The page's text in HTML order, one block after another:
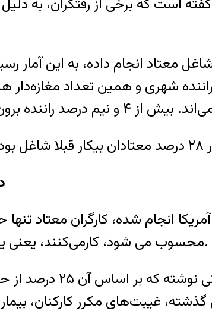
است که برخی از رفتگران‌، به
انجام شده، کارگران معتاد
محسوب می شود، کارمی‌کنند، یعنی یک‌سوم بهره‌وری عادی در حقیقت از دست می‌رود.
خبرآنلاین همچنین
گذشته، غيبت‌های مكرر كاركنان،